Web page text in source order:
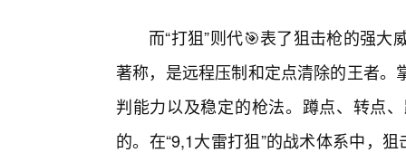
而“打狙”则代🎯表了狙击枪的强
著称，是远程压制和定点清除的王者
判能力以及稳定的枪法。蹲点、转点
的。在“9,1大雷打狙”的战术体系中，